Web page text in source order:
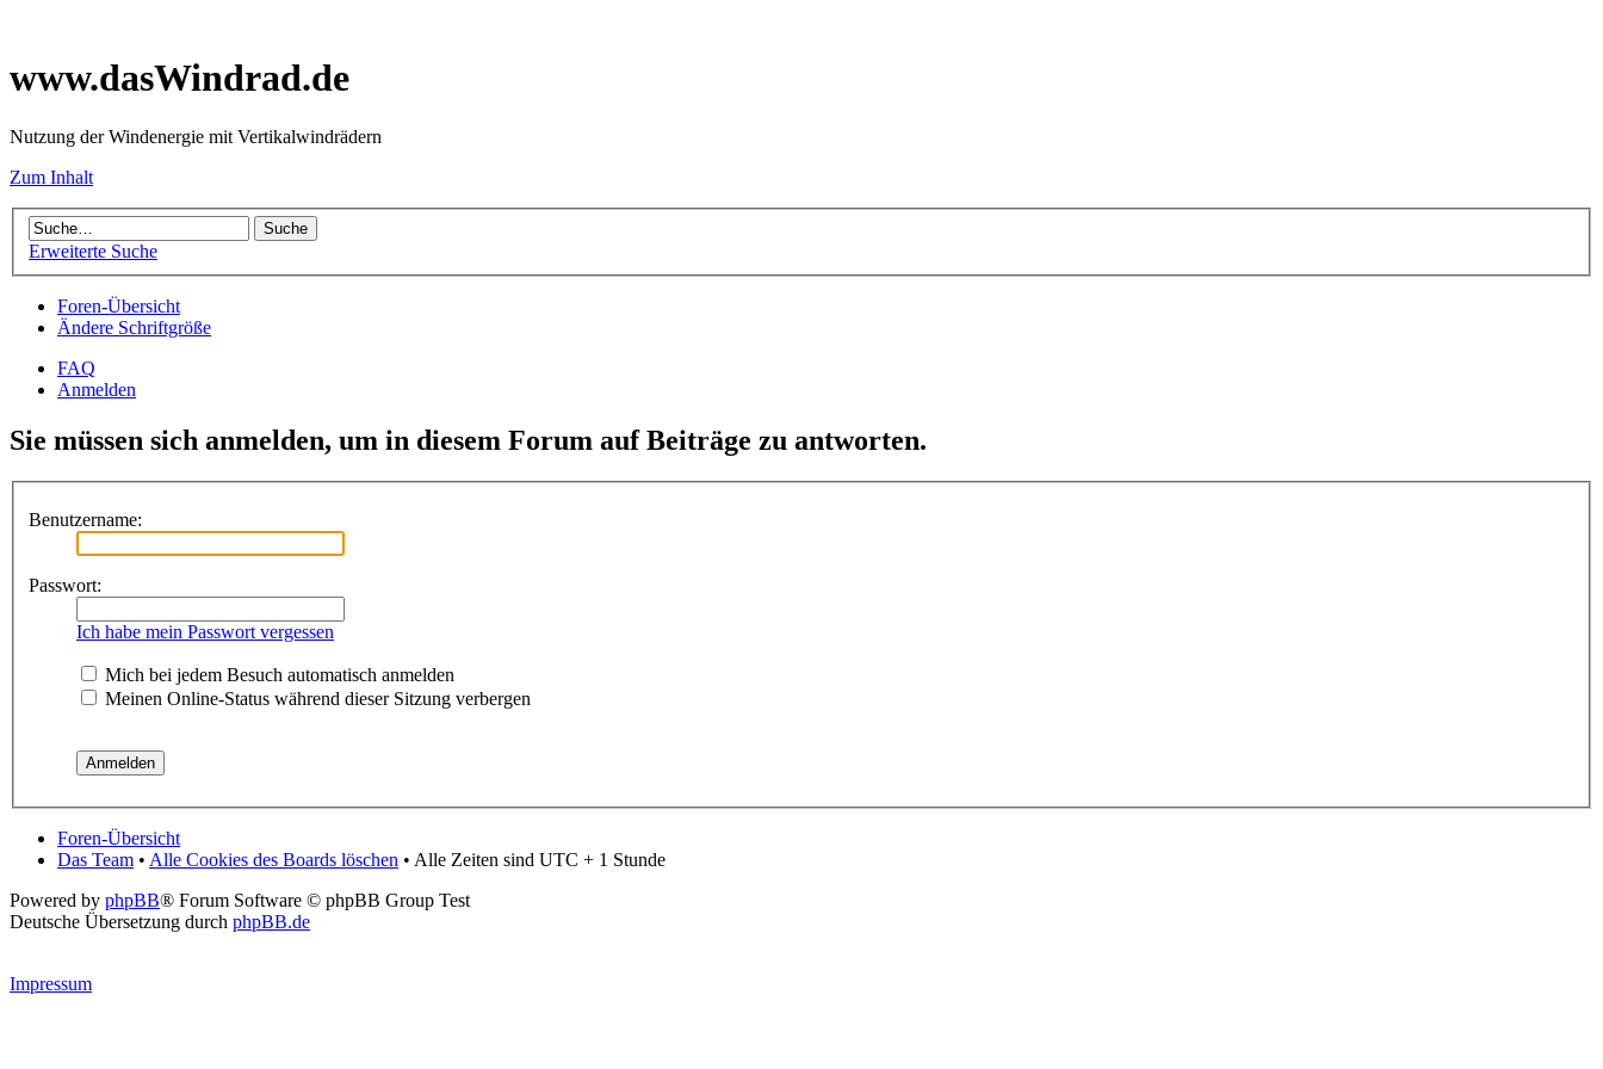
www.dasWindrad.de
Nutzung der Windenergie mit Vertikalwindrädern
Zum Inhalt
Erweiterte Suche
Foren-Übersicht
Ändere Schriftgröße
FAQ
Anmelden
Sie müssen sich anmelden, um in diesem Forum auf Beiträge zu antworten.
Benutzername:
Passwort:
Ich habe mein Passwort vergessen
Mich bei jedem Besuch automatisch anmelden
Meinen Online-Status während dieser Sitzung verbergen
Foren-Übersicht
Das Team • Alle Cookies des Boards löschen • Alle Zeiten sind UTC + 1 Stunde
Powered by phpBB® Forum Software © phpBB Group Test
Deutsche Übersetzung durch phpBB.de
Impressum